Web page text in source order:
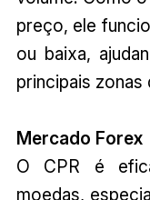
preço, ele
ou baixa,
principais zonas
Mercado Forex
O CPR é
moedas,